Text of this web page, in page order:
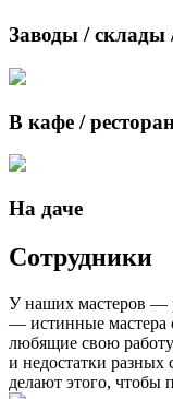
Заводы / склады
В кафе /
На даче
Сотрудники
У наших мастеров —
— истинные мастера
любящие свою
и недостатки
делают этого, чтобы